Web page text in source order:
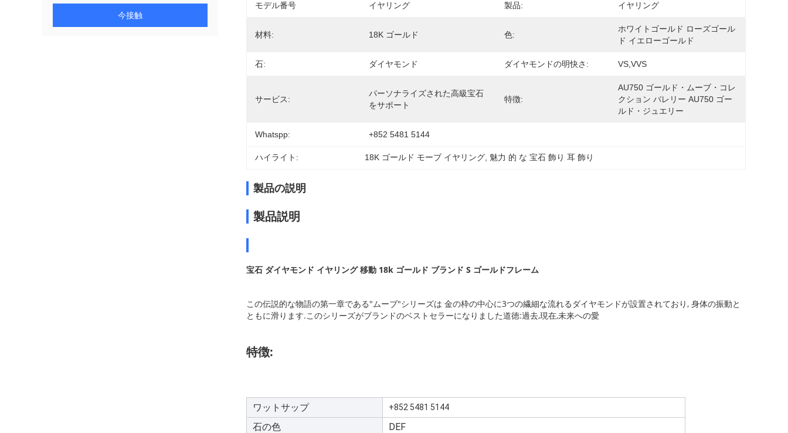
今接触
モデル番号 イヤリング 製品: イヤリング
材料: 18K ゴールド 色:
ホワイトゴールド ローズゴール
ド イエローゴールド
石: ダイヤモンド ダイヤモンドの明快さ: VS,VVS
サービス:
パーソナライズされた高級宝石
をサポート
特徴:
AU750 ゴールド・ムーブ・コレ
クション バレリー AU750 ゴー
ルド・ジュエリー
Whatspp: +852 5481 5144
ハイライト: 18K ゴールド モーブ イヤリング 魅力 的 な 宝石 飾り 耳 飾り
製品の説明
製品説明
宝石 ダイヤモンド イヤリング 移動 18k ゴールド ブランド S ゴールドフレーム
この伝説的な物語の第一章である"ムーブ"シリーズは 金の枠の中心に3つの繊細な流れるダイヤモンドが設置されており, 身体の振動と
ともに滑ります.このシリーズがブランドのベストセラーになりました道徳:過去,現在,未来への愛
特徴:
ワットサップ +852 5481 5144
石の色
DEF